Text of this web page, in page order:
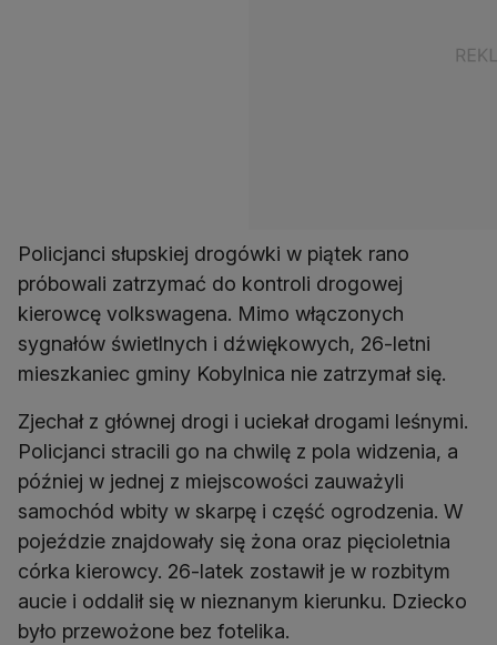
Policjanci słupskiej drogówki w piątek rano
próbowali zatrzymać do kontroli drogowej
kierowcę volkswagena. Mimo włączonych
sygnałów świetlnych i dźwiękowych, 26-letni
mieszkaniec gminy Kobylnica nie zatrzymał się.
Zjechał z głównej drogi i uciekał drogami leśnymi.
Policjanci stracili go na chwilę z pola widzenia, a
później w jednej z miejscowości zauważyli
samochód wbity w skarpę i część ogrodzenia. W
pojeździe znajdowały się żona oraz pięcioletnia
córka kierowcy. 26-latek zostawił je w rozbitym
aucie i oddalił się w nieznanym kierunku. Dziecko
było przewożone bez fotelika.